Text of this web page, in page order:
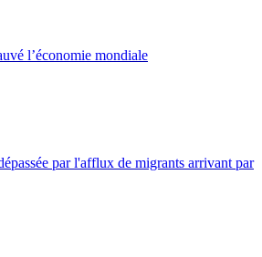
l’économie mondiale
par l'afflux de migrants arrivant par